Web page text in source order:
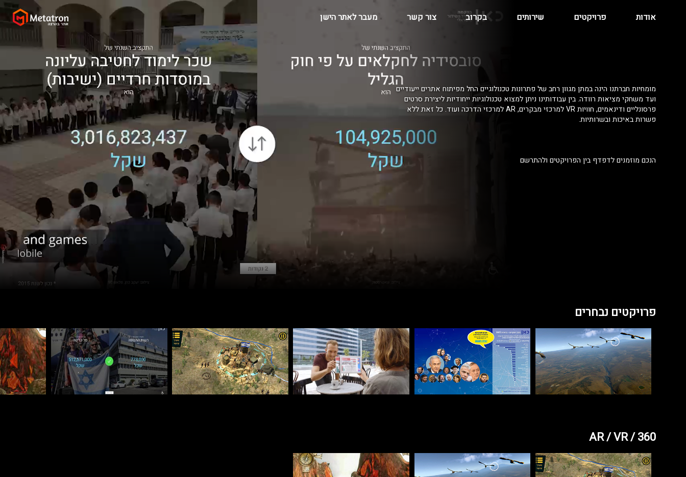
אודות פרויקטים שירותים בקרוב צור קשר מעבר לאתר הישן
מומחיות חברתנו הינה במתן מגוון רחב של פתרונות טכנולוגיים החל מפיתוח אתרים ייעודיים
ועד משחקי מציאות רוודה. בין עבודותינו ניתן למצוא טכנולוגיות ייחודיות ליצירת סרטים
פרסונליים ודינאמים, חוויות VR למרכזי מבקרים, AR למרכזי הדרכה ועוד. כל זאת ללא
פשרות באיכות ובשרותיות.
הנכם מוזמנים לדפדף בין הפרויקטים ולהתרשם
פרויקטים נבחרים
AR / VR / 360